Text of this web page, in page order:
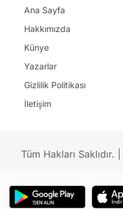
Ana Sayfa
Hakkımızda
Künye
Yazarlar
Gizlilik Politikası
İletişim
Tüm Hakları Saklıdır. |